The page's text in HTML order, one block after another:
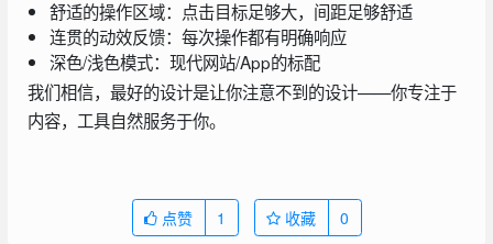
舒适的操作区域：点击目标足够大，间距足够舒适
连贯的动效反馈：每次操作都有明确响应
深色/浅色模式：现代网站/App的标配
我们相信，最好的设计是让你注意不到的设计——你专注于
内容，工具自然服务于你。
点赞 1 收藏 0